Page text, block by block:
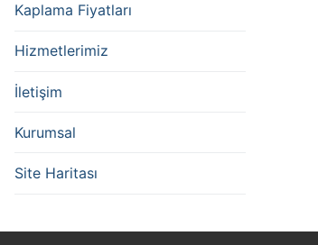
Kaplama Fiyatları
Hizmetlerimiz
İletişim
Kurumsal
Site Haritası